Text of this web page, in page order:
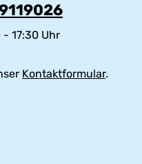
- 17:30 Uhr
Kontaktformular.